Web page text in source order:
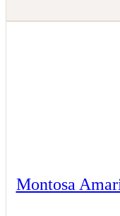
Montosa